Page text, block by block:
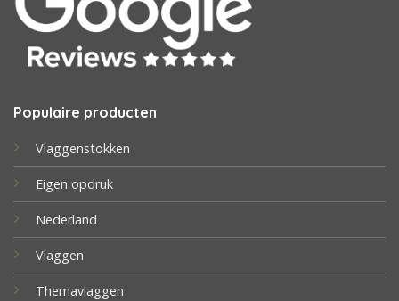
Populaire producten
Vlaggenstokken
Eigen opdruk
Nederland
Vlaggen
Themavlaggen